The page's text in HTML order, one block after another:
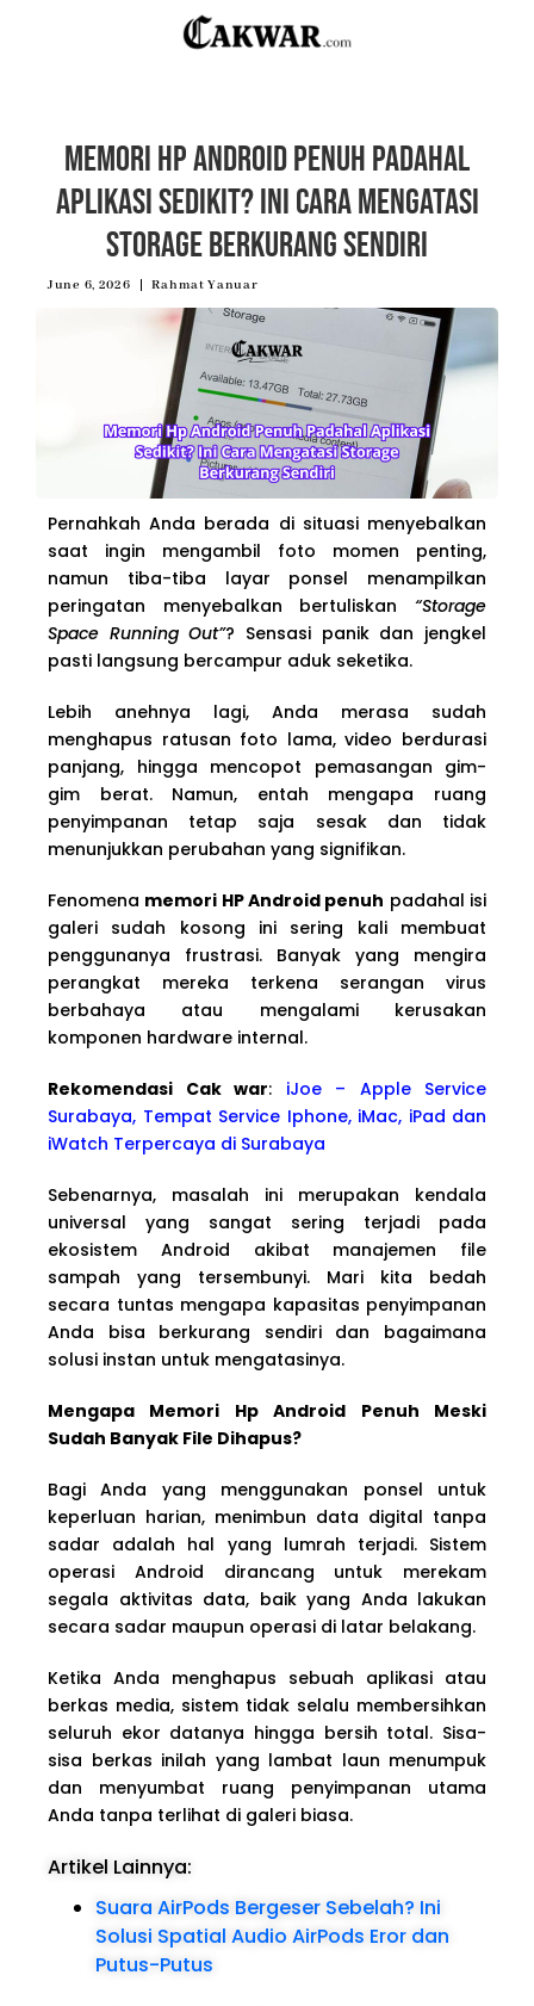
Memori Hp Android Penuh Padahal
Aplikasi Sedikit? Ini Cara Mengatasi
Storage Berkurang Sendiri
June 6, 2026 Rahmat Yanuar
Pernahkah Anda berada di situasi menyebalkan
saat ingin mengambil foto momen penting,
namun tiba-tiba layar ponsel menampilkan
peringatan menyebalkan bertuliskan “Storage
Space Running Out”? Sensasi panik dan jengkel
pasti langsung bercampur aduk seketika.
Lebih anehnya lagi, Anda merasa sudah
menghapus ratusan foto lama, video berdurasi
panjang, hingga mencopot pemasangan gim-
gim berat. Namun, entah mengapa ruang
penyimpanan tetap saja sesak dan tidak
menunjukkan perubahan yang signifikan.
Fenomena memori HP Android penuh padahal isi
galeri sudah kosong ini sering kali membuat
penggunanya frustrasi. Banyak yang mengira
perangkat mereka terkena serangan virus
berbahaya atau mengalami kerusakan
komponen hardware internal.
Rekomendasi Cak war: iJoe – Apple Service
Surabaya, Tempat Service Iphone, iMac, iPad dan
iWatch Terpercaya di Surabaya
Sebenarnya, masalah ini merupakan kendala
universal yang sangat sering terjadi pada
ekosistem Android akibat manajemen file
sampah yang tersembunyi. Mari kita bedah
secara tuntas mengapa kapasitas penyimpanan
Anda bisa berkurang sendiri dan bagaimana
solusi instan untuk mengatasinya.
Mengapa Memori Hp Android Penuh Meski
Sudah Banyak File Dihapus?
Bagi Anda yang menggunakan ponsel untuk
keperluan harian, menimbun data digital tanpa
sadar adalah hal yang lumrah terjadi. Sistem
operasi Android dirancang untuk merekam
segala aktivitas data, baik yang Anda lakukan
secara sadar maupun operasi di latar belakang.
Ketika Anda menghapus sebuah aplikasi atau
berkas media, sistem tidak selalu membersihkan
seluruh ekor datanya hingga bersih total. Sisa-
sisa berkas inilah yang lambat laun menumpuk
dan menyumbat ruang penyimpanan utama
Anda tanpa terlihat di galeri biasa.
Artikel Lainnya:
Suara AirPods Bergeser Sebelah? Ini
Solusi Spatial Audio AirPods Eror dan
Putus-Putus